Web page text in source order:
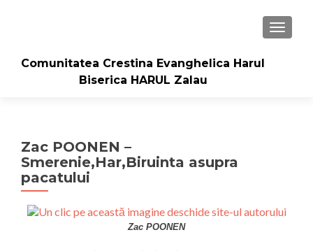
Comunitatea Crestina Evanghelica Harul
Biserica HARUL Zalau
Zac POONEN –
Smerenie,Har,Biruinta asupra
pacatului
Zac POONEN